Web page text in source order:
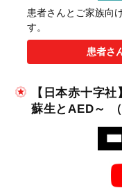
患者さんとご家族向
す。
患者さ
【日本赤十字
蘇生とAED～ （